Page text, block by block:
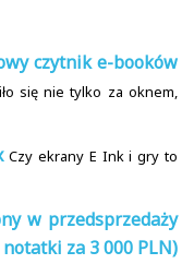
czytnik e-booków
się nie tylko za oknem,
Czy ekrany E Ink i gry to
w przedsprzedaży
za 3 000 PLN)